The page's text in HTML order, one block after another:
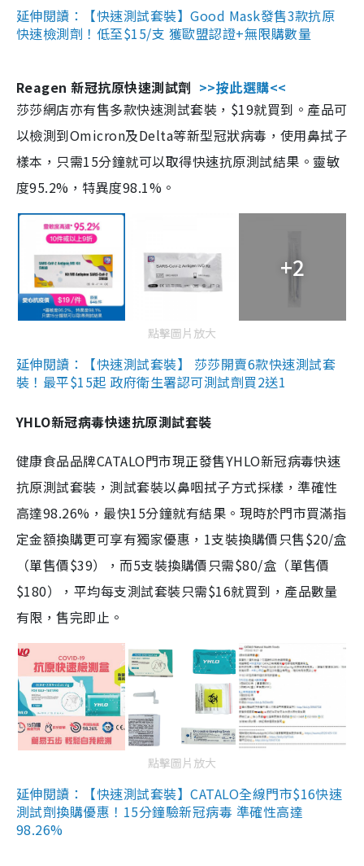
延伸閱讀：【快速測試套裝】Good Mask發售3款抗原
快速檢測劑！低至$15/支 獲歐盟認證+無限購數量
Reagen 新冠抗原快速測試劑 >>按此選購<<
莎莎網店亦有售多款快速測試套裝，$19就買到。產品可
以檢測到Omicron及Delta等新型冠狀病毒，使用鼻拭子
樣本，只需15分鐘就可以取得快速抗原測試結果。靈敏
度95.2%，特異度98.1%。
+2
點擊圖片放大
延伸閱讀：【快速測試套裝】 莎莎開賣6款快速測試套
裝！最平$15起 政府衛生署認可測試劑買2送1
YHLO新冠病毒快速抗原測試套裝
健康食品品牌CATALO門市現正發售YHLO新冠病毒快速
抗原測試套裝，測試套裝以鼻咽拭子方式採樣，準確性
高達98.26%，最快15分鐘就有結果。現時於門市買滿指
定金額換購更可享有獨家優惠，1支裝換購價只售$20/盒
（單售價$39），而5支裝換購價只需$80/盒（單售價
$180），平均每支測試套裝只需$16就買到，產品數量
有限，售完即止。
點擊圖片放大
延伸閱讀：【快速測試套裝】CATALO全線門市$16快速
測試劑換購優惠！15分鐘驗新冠病毒 準確性高達
98.26%